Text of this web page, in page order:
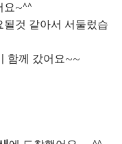
요~^^
것 같아서 서둘렀습
함께 갔어요~~